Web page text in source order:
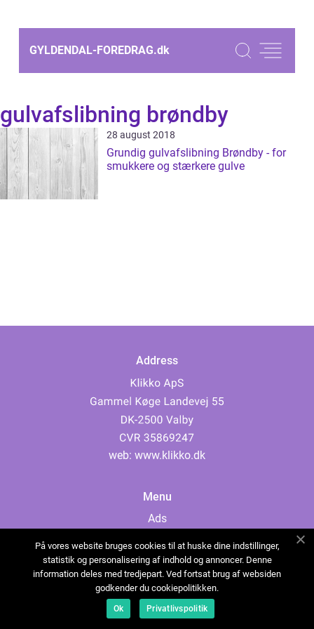
GYLDENDAL-FOREDRAG.dk
gulvafslibning brøndby
28 august 2018
Grundig gulvafslibning Brøndby - for
smukkere og stærkere gulve
Address
web: www.klikko.dk
Menu
Ads
Cookies
Contact
Sitemap
På vores website bruges cookies til at huske dine indstillinger,
statistik og personalisering af indhold og annoncer. Denne
information deles med tredjepart. Ved fortsat brug af websiden
godkender du cookiepolitikken.
Ok Privatlivspolitik